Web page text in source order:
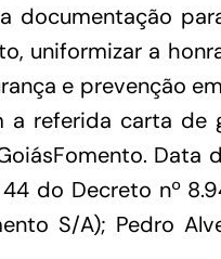
uniformizar a
e prevenção
referida carta de
Data
do Decreto nº
S/A); Pedro